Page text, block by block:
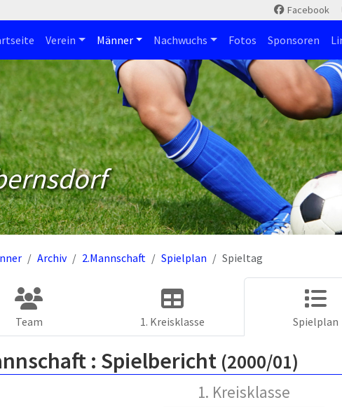
Facebook
Verein Männer Nachwuchs Fotos Sponsoren
Archiv 2.Mannschaft Spielplan Spieltag
Team 1. Kreisklasse Spielplan
: Spielbericht (2000/01)
1. Kreisklasse